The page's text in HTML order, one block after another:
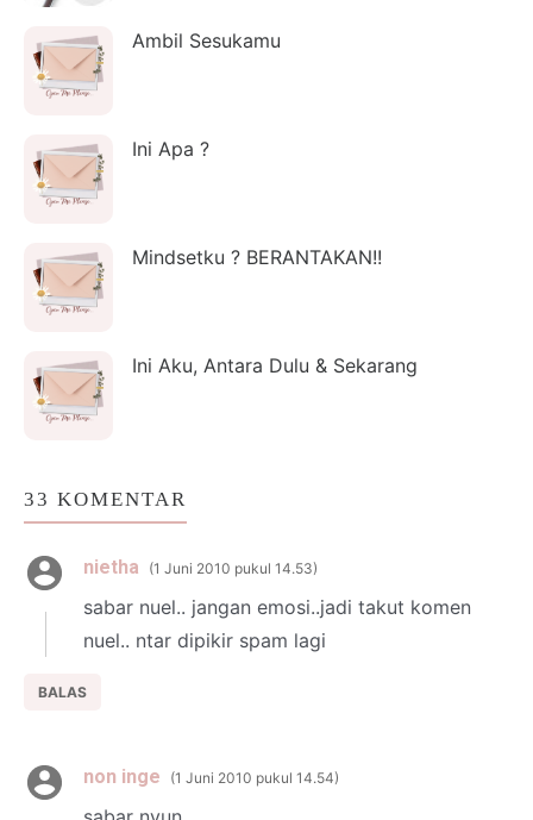
Ambil Sesukamu
Ini Apa ?
Mindsetku ? BERANTAKAN!!
Ini Aku, Antara Dulu & Sekarang
33 KOMENTAR
nietha 1 Juni 2010 pukul 14.53
sabar nuel.. jangan emosi..jadi takut komen
nuel.. ntar dipikir spam lagi
BALAS
non inge 1 Juni 2010 pukul 14.54